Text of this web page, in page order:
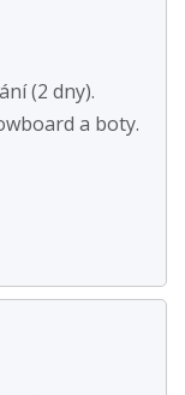
(2 dny).
a boty.